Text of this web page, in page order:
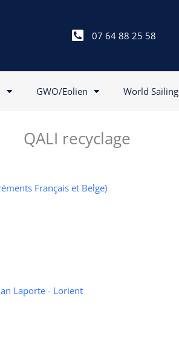
07 64 88 25 58
GWO/Eolien World Sailing
QALI recyclage
Français et Belge)
Laporte - Lorient